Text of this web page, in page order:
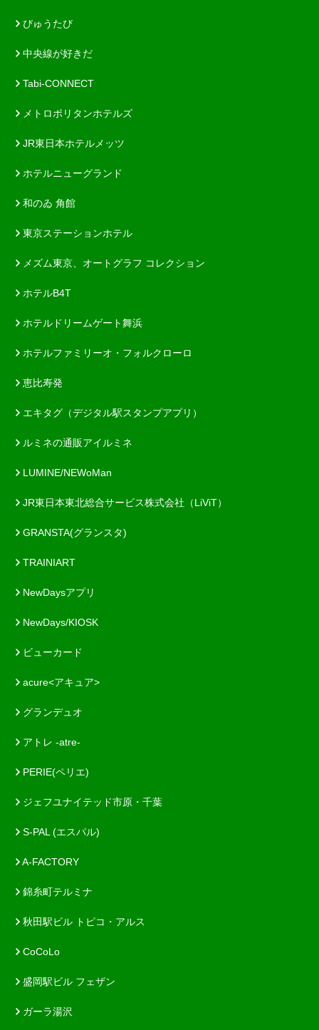
びゅうたび
中央線が好きだ
Tabi-CONNECT
メトロポリタンホテルズ
JR東日本ホテルメッツ
ホテルニューグランド
和のゐ 角館
東京ステーションホテル
メズム東京、オートグラフ コレクション
ホテルB4T
ホテルドリームゲート舞浜
ホテルファミリーオ・フォルクローロ
恵比寿発
エキタグ（デジタル駅スタンプアプリ）
ルミネの通販アイルミネ
LUMINE/NEWoMan
JR東日本東北総合サービス株式会社（LiViT）
GRANSTA(グランスタ)
TRAINIART
NewDaysアプリ
NewDays/KIOSK
ビューカード
acure<アキュア>
グランデュオ
アトレ -atre-
PERIE(ペリエ)
ジェフユナイテッド市原・千葉
S-PAL (エスパル)
A-FACTORY
錦糸町テルミナ
秋田駅ビル トピコ・アルス
CoCoLo
盛岡駅ビル フェザン
ガーラ湯沢